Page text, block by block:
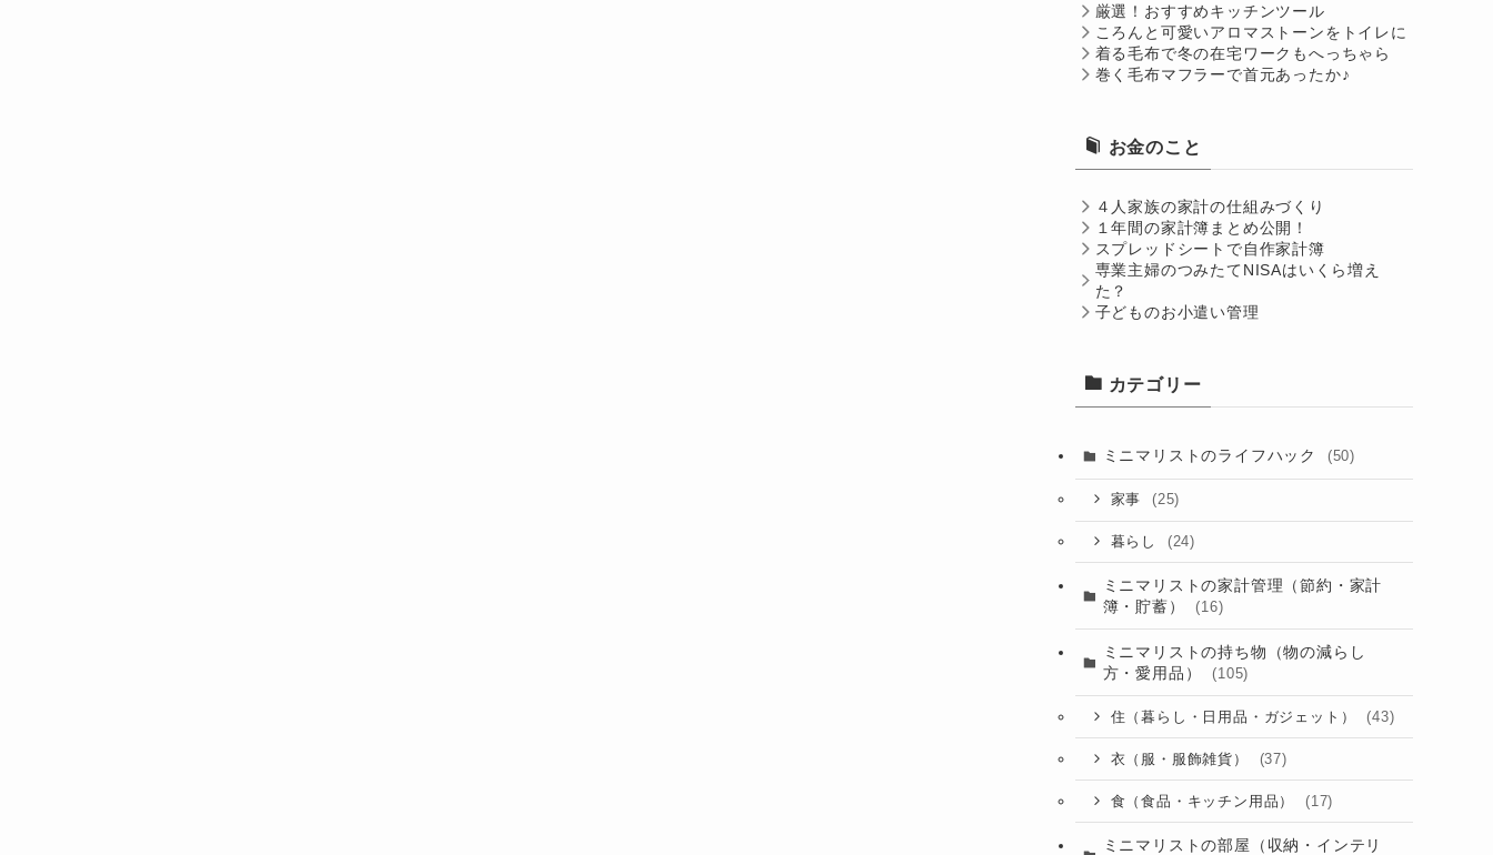
厳選！おすすめキッチンツール
ころんと可愛いアロマストーンをトイレに
着る毛布で冬の在宅ワークもへっちゃら
巻く毛布マフラーで首元あったか♪
お金のこと
４人家族の家計の仕組みづくり
１年間の家計簿まとめ公開！
スプレッドシートで自作家計簿
専業主婦のつみたてNISAはいくら増え
た？
子どものお小遣い管理
カテゴリー
ミニマリストのライフハック (50)
家事 (25)
暮らし (24)
ミニマリストの家計管理（節約・家計
簿・貯蓄）
(16)
ミニマリストの持ち物（物の減らし
方・愛用品）
(105)
住（暮らし・日用品・ガジェット） (43)
衣（服・服飾雑貨） (37)
食（食品・キッチン用品） (17)
ミニマリストの部屋（収納・インテリ